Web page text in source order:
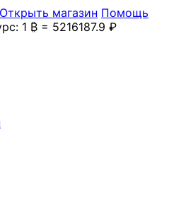
Открыть магазин Помощь
1 ₿ = 5216187.9 ₽